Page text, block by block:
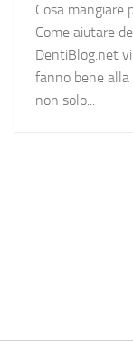
Cosa mangiare
Come aiutare
DentiBlog.net
fanno bene
non solo...